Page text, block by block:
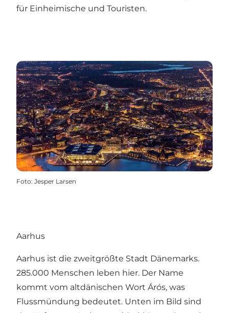
für Einheimische und Touristen.
Foto: Jesper Larsen
Aarhus
Aarhus ist die zweitgrößte Stadt Dänemarks.
285.000 Menschen leben hier. Der Name
kommt vom altdänischen Wort Árós, was
Flussmündung bedeutet. Unten im Bild sind